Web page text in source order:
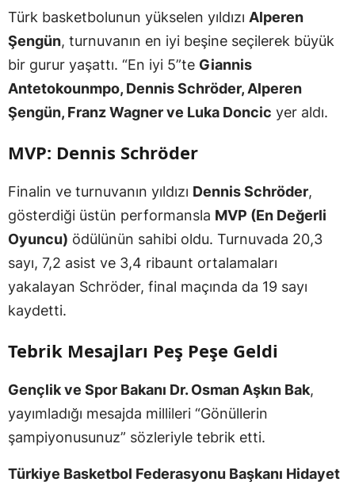
Türk basketbolunun yükselen yıldızı Alperen
Şengün, turnuvanın en iyi beşine seçilerek büyük
bir gurur yaşattı. “En iyi 5”te Giannis
Antetokounmpo, Dennis Schröder, Alperen
Şengün, Franz Wagner ve Luka Doncic yer aldı.
MVP: Dennis Schröder
Finalin ve turnuvanın yıldızı Dennis Schröder,
gösterdiği üstün performansla MVP (En Değerli
Oyuncu) ödülünün sahibi oldu. Turnuvada 20,3
sayı, 7,2 asist ve 3,4 ribaunt ortalamaları
yakalayan Schröder, final maçında da 19 sayı
kaydetti.
Tebrik Mesajları Peş Peşe Geldi
Gençlik ve Spor Bakanı Dr. Osman Aşkın Bak,
yayımladığı mesajda millileri “Gönüllerin
şampiyonusunuz” sözleriyle tebrik etti.
Türkiye Basketbol Federasyonu Başkanı Hidayet